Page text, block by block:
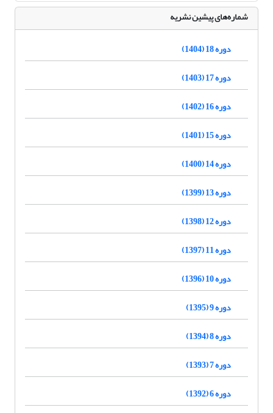
شماره‌های پیشین نشریه
دوره 18 (1404)
دوره 17 (1403)
دوره 16 (1402)
دوره 15 (1401)
دوره 14 (1400)
دوره 13 (1399)
دوره 12 (1398)
دوره 11 (1397)
دوره 10 (1396)
دوره 9 (1395)
دوره 8 (1394)
دوره 7 (1393)
دوره 6 (1392)